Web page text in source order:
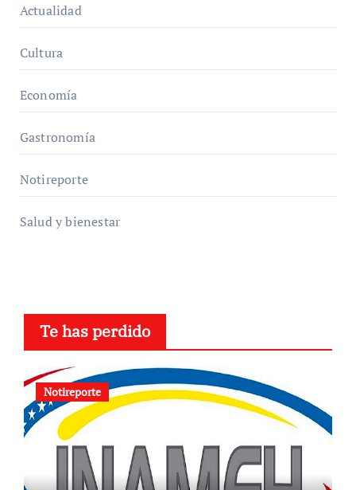
Actualidad
Cultura
Economía
Gastronomía
Notireporte
Salud y bienestar
Te has perdido
Notireporte